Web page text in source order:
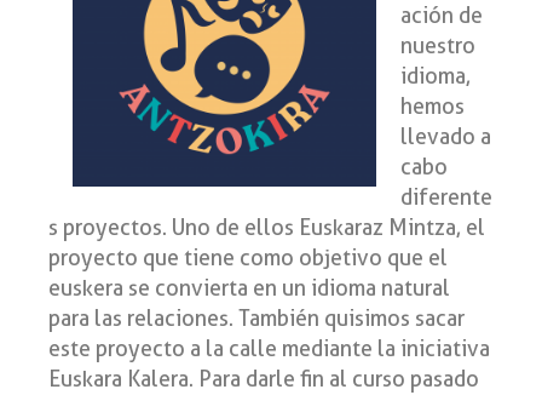
ación de
nuestro
idioma,
hemos
llevado a
cabo
diferente
s proyectos. Uno de ellos Euskaraz Mintza, el
proyecto que tiene como objetivo que el
euskera se convierta en un idioma natural
para las relaciones. También quisimos sacar
este proyecto a la calle mediante la iniciativa
Euskara Kalera. Para darle fin al curso pasado